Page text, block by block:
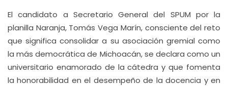
El candidato a Secretario General del SPUM por la
planilla Naranja, Tomás Vega Marín, consciente del reto
que significa consolidar a su asociación gremial como
la más democrática de Michoacán, se declara como un
universitario enamorado de la cátedra y que fomenta
la honorabilidad en el desempeño de la docencia y en